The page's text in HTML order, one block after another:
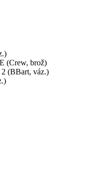
(Crew, brož)
(BBart, váz.)